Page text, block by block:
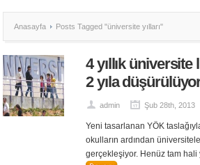
Anasayfa Posts Tagged "üniversite yılları"
4 yıllık
2 yıla
admin Şub 28th, 2013
Yeni tasarlanan YÖK
okulların ardından
gerçekleşiyor. Henüz tam hali